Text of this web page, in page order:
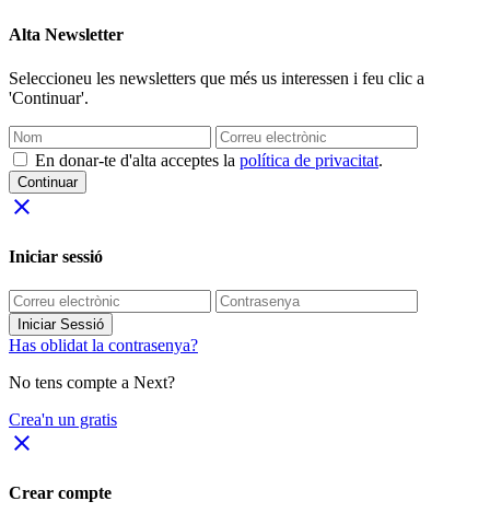
Alta Newsletter
Seleccioneu les newsletters que més us interessen i feu clic a
'Continuar'.
En donar-te d'alta acceptes la política de privacitat.
Continuar
close
Iniciar sessió
Iniciar Sessió
Has oblidat la contrasenya?
No tens compte a Next?
Crea'n un gratis
close
Crear compte